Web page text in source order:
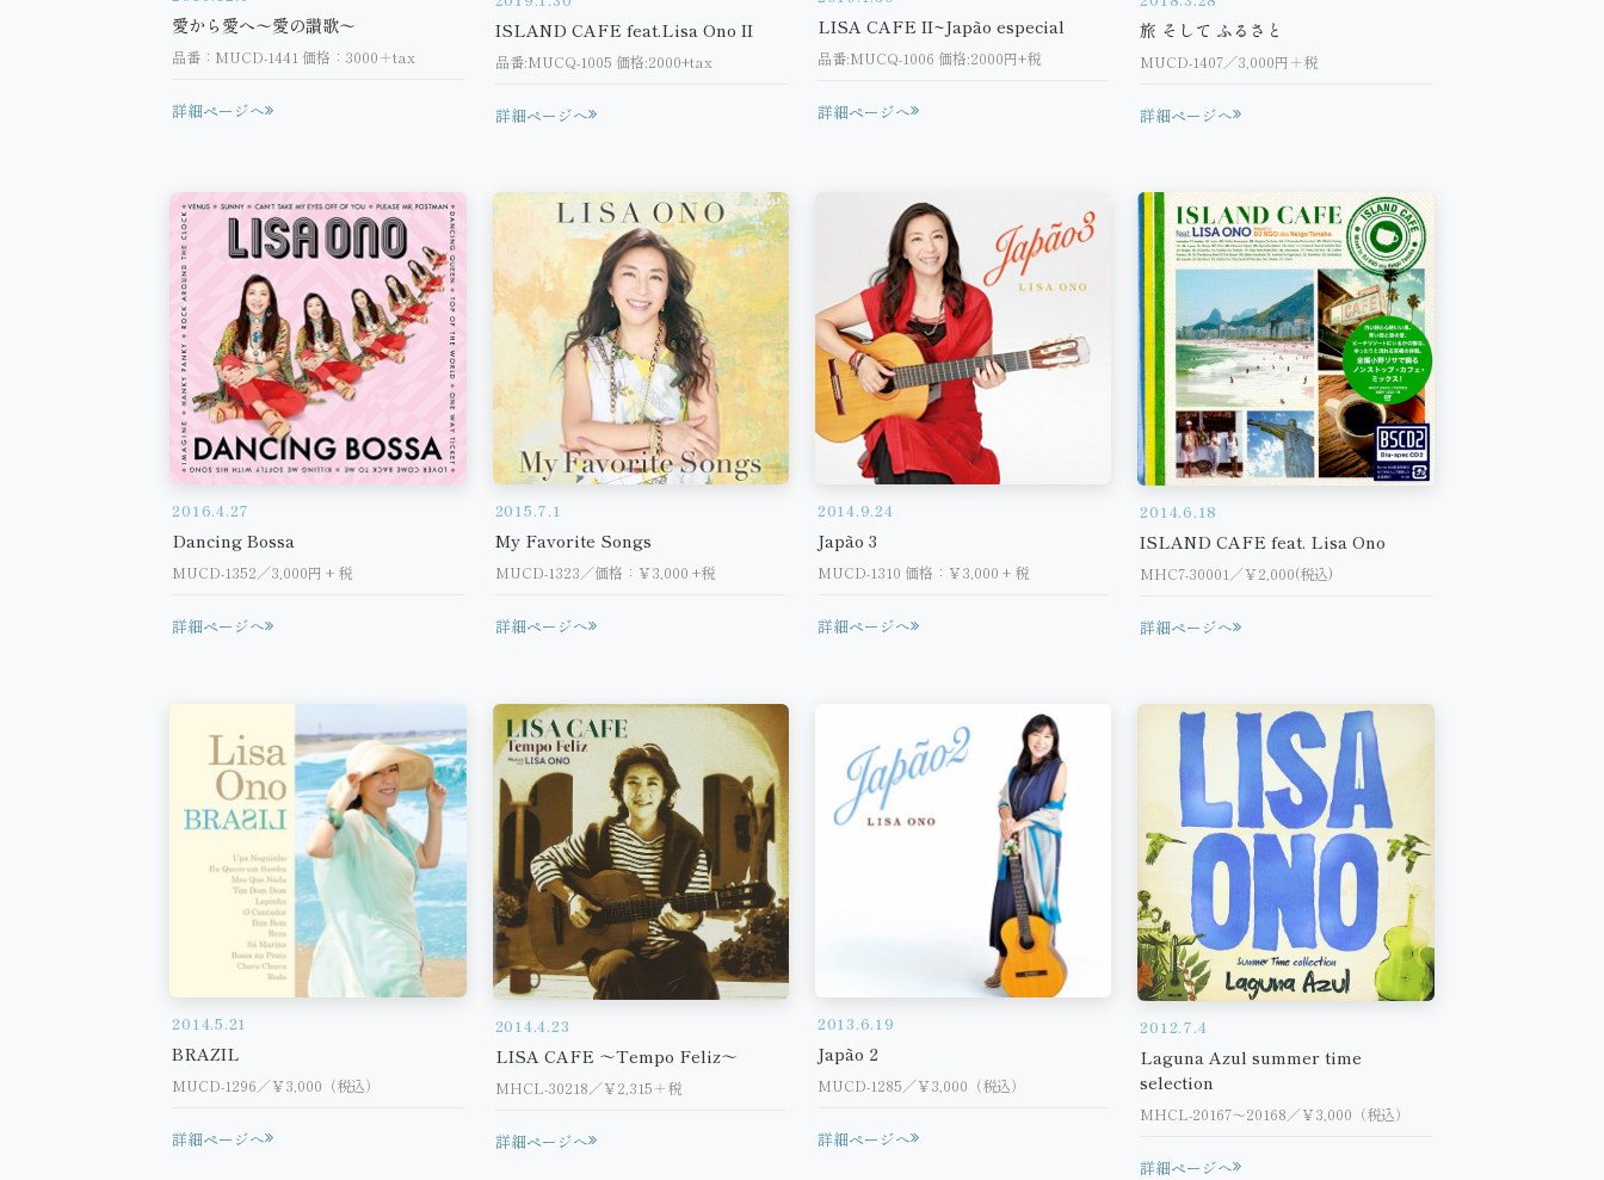
愛から愛へ〜愛の讃歌〜
品番：MUCD-1441 価格：3000＋tax
詳細ページへ
ISLAND CAFE feat.Lisa Ono II
品番:MUCQ-1005 価格:2000+tax
詳細ページへ
LISA CAFE II~Japão especial
品番:MUCQ-1006 価格:2000円+税
詳細ページへ
旅 そして ふるさと
MUCD-1407／3,000円＋税
詳細ページへ
2016.4.27
Dancing Bossa
MUCD-1352／3,000円 + 税
詳細ページへ
2015.7.1
My Favorite Songs
MUCD-1323／価格：￥3,000 +税
詳細ページへ
2014.9.24
Japão 3
MUCD-1310 価格：￥3,000 + 税
詳細ページへ
2014.6.18
ISLAND CAFE feat. Lisa Ono
MHC7-30001／￥2,000(税込)
詳細ページへ
2014.5.21
BRAZIL
MUCD-1296／￥3,000（税込）
詳細ページへ
2014.4.23
LISA CAFE ～Tempo Feliz～
MHCL-30218／￥2,315＋税
詳細ページへ
2013.6.19
Japão 2
MUCD-1285／￥3,000（税込）
詳細ページへ
2012.7.4
Laguna Azul summer time
selection
MHCL-20167～20168／￥3,000（税込）
詳細ページへ